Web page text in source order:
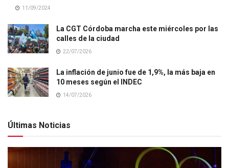
11/09/2024
La CGT Córdoba marcha este miércoles por las
calles de la ciudad
22/07/2026
La inflación de junio fue de 1,9%, la más baja en
10 meses según el INDEC
14/07/2026
Últimas Noticias